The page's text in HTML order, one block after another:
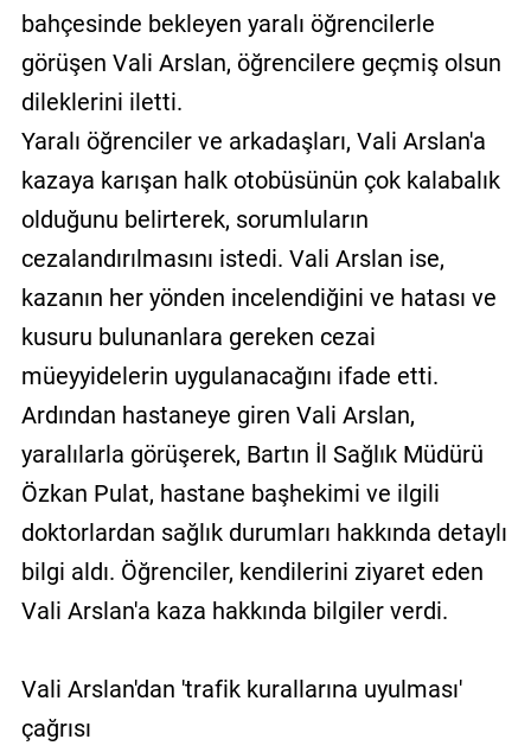
bahçesinde bekleyen yaralı öğrencilerle
görüşen Vali Arslan, öğrencilere geçmiş olsun
dileklerini iletti.
Yaralı öğrenciler ve arkadaşları, Vali Arslan'a
kazaya karışan halk otobüsünün çok kalabalık
olduğunu belirterek, sorumluların
cezalandırılmasını istedi. Vali Arslan ise,
kazanın her yönden incelendiğini ve hatası ve
kusuru bulunanlara gereken cezai
müeyyidelerin uygulanacağını ifade etti.
Ardından hastaneye giren Vali Arslan,
yaralılarla görüşerek, Bartın İl Sağlık Müdürü
Özkan Pulat, hastane başhekimi ve ilgili
doktorlardan sağlık durumları hakkında detaylı
bilgi aldı. Öğrenciler, kendilerini ziyaret eden
Vali Arslan'a kaza hakkında bilgiler verdi.
Vali Arslan'dan 'trafik kurallarına uyulması'
çağrısı